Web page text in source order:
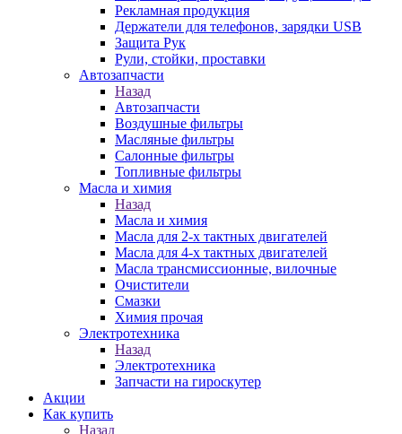
Рекламная продукция
Держатели для телефонов, зарядки USB
Защита Рук
Рули, стойки, проставки
Автозапчасти
Назад
Автозапчасти
Воздушные фильтры
Масляные фильтры
Салонные фильтры
Топливные фильтры
Масла и химия
Назад
Масла и химия
Масла для 2-х тактных двигателей
Масла для 4-х тактных двигателей
Масла трансмиссионные, вилочные
Очистители
Смазки
Химия прочая
Электротехника
Назад
Электротехника
Запчасти на гироскутер
Акции
Как купить
Назад